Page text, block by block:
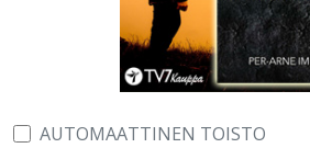
AUTOMAATTINEN TOISTO